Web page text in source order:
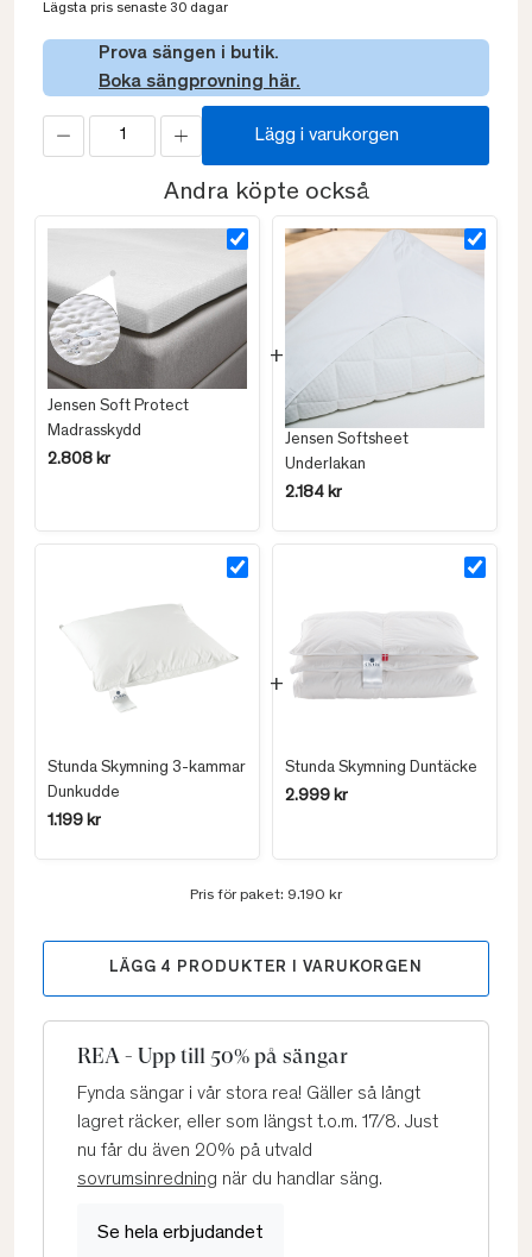
Lägsta pris senaste 30 dagar
Prova sängen i butik.
Boka sängprovning här.
Lägg i varukorgen
Andra köpte också
Jensen Soft Protect
Madrasskydd
2.808 kr
Jensen Softsheet
Underlakan
2.184 kr
Stunda Skymning 3-kammar
Dunkudde
1.199 kr
Stunda Skymning Duntäcke
2.999 kr
Pris för paket: 9.190 kr
LÄGG 4 PRODUKTER I VARUKORGEN
REA - Upp till 50% på sängar
Fynda sängar i vår stora rea! Gäller så långt
lagret räcker, eller som längst t.o.m. 17/8. Just
nu får du även 20% på utvald
sovrumsinredning när du handlar säng.
Se hela erbjudandet